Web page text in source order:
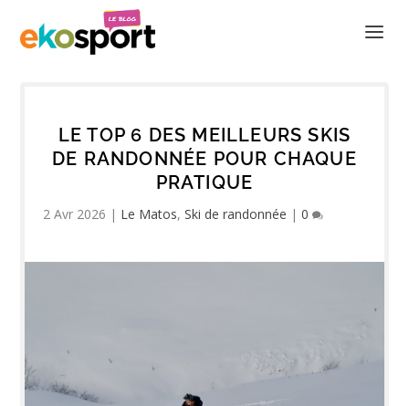
LE TOP 6 DES MEILLEURS SKIS
DE RANDONNÉE POUR CHAQUE
PRATIQUE
2 Avr 2026 | Le Matos,Ski de randonnée |0